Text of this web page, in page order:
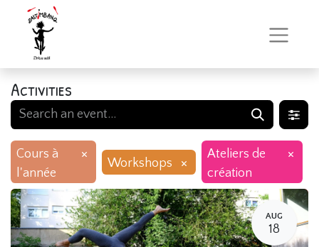
Activities
Cours à
l'année
×
Workshops ×
Ateliers de
création
×
AUG
18